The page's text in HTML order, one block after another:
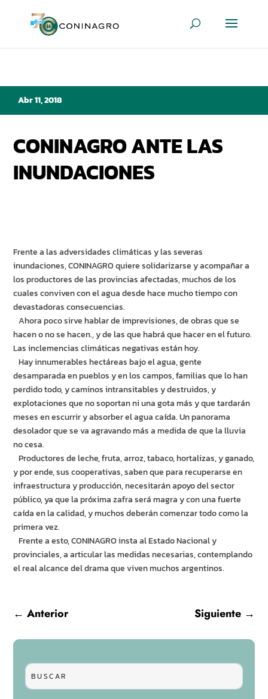
Abr 11, 2018
CONINAGRO ANTE LAS
INUNDACIONES
Frente a las adversidades climáticas y las severas
inundaciones, CONINAGRO quiere solidarizarse y acompañar a
los productores de las provincias afectadas, muchos de los
cuales conviven con el agua desde hace mucho tiempo con
devastadoras consecuencias.
Ahora poco sirve hablar de imprevisiones, de obras que se
hacen o no se hacen., y de las que habrá que hacer en el futuro.
Las inclemencias climáticas negativas están hoy.
Hay innumerables hectáreas bajo el agua, gente
desamparada en pueblos y en los campos, familias que lo han
perdido todo, y caminos intransitables y destruidos, y
explotaciones que no soportan ni una gota más y que tardarán
meses en escurrir y absorber el agua caída. Un panorama
desolador que se va agravando más a medida de que la lluvia
no cesa.
Productores de leche, fruta, arroz, tabaco, hortalizas, y ganado,
y por ende, sus cooperativas, saben que para recuperarse en
infraestructura y producción, necesitarán apoyo del sector
público, ya que la próxima zafra será magra y con una fuerte
caída en la calidad, y muchos deberán comenzar todo como la
primera vez.
Frente a esto, CONINAGRO insta al Estado Nacional y
provinciales, a articular las medidas necesarias, contemplando
el real alcance del drama que viven muchos argentinos.
←Anterior Siguiente→